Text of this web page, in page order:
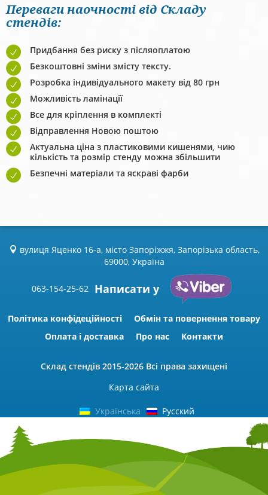
Переваги наочності від Складу
стендів:
Придбання без риску з післяоплатою
Безкоштовні зміни змісту тексту.
Розробка індивідуального макету від 80 грн
Можливість ламінації
Все для кріплення в комплекті
Відправлення Новою поштою
Актуальна ціна з пластиковими кишенями, чию
кількість та розмір стенду можна збільшити
Безпечні матеріали та яскраві фарби
вулиця Яценко 16-а, місто Запоріжжя, Запорізька область,
69000, Україна
063-154-25-62 Написати у
Політика конфідеційності
Обмін та повернення товару
Оплата і доставка
Про нас Контакти
Склад стендів 2015-2026 Всі права захищені
Карта сайта
Українська Русский